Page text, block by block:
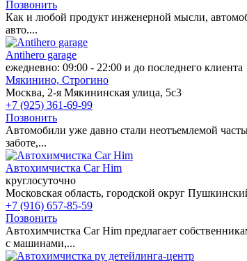
Позвонить
Как и любой продукт инженерной мысли,
авто....
Antihero garage
ежедневно: 09:00 - 22:00 и до последнего клиента
Мякинино, Строгино
Москва, 2-я Мякининская улица, 5с3
+7 (925) 361-69-99
Позвонить
Автомобили уже давно стали неотъемлемой
заботе,...
Автохимчистка Car Him
круглосуточно
Московская область, городской округ
+7 (916) 657-85-59
Позвонить
Автохимчистка Car Him предлагает
с машинами,...